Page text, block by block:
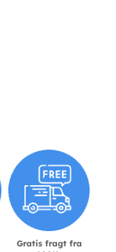
Gratis fragt fra